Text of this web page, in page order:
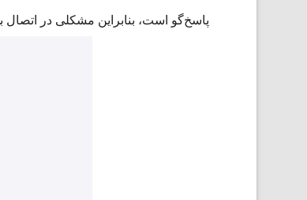
پاسخ‌گو است، بنابراین مشکلی در